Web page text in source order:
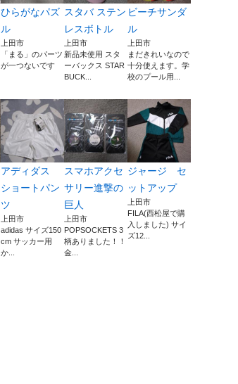
ひらがなパズ
ル
上田市
「まる」のパーツ
が一つないです
スタバ ステン
レスボトル
上田市
新品未使用 スタ
ーバックス STAR
BUCK...
ビーチサンダ
ル
上田市
まだきれいなので
十分使えます。学
校のプール用...
アディダス
ショートパン
ツ
上田市
adidas サイズ150
cm サッカー用
か...
スマホアクセ
サリー進撃の
巨人
上田市
POPSOCKETS 3
柄ありました！！
金...
ジャージ セ
ットアップ
上田市
FILA(西松屋で購
入しました) サイ
ズ12...